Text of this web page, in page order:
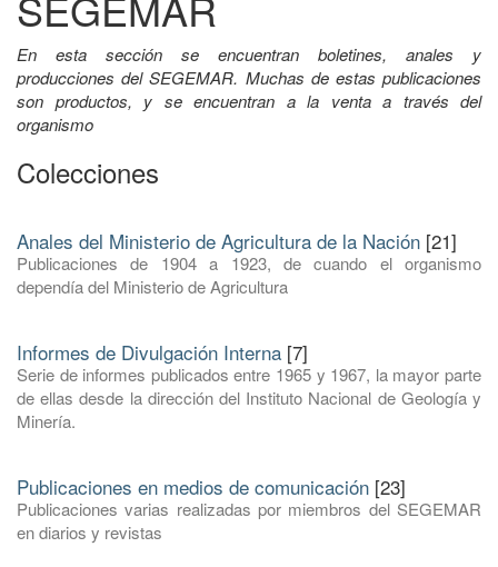
En esta sección se encuentran boletines, anales y
producciones del SEGEMAR. Muchas de estas publicaciones
son productos, y se encuentran a la venta a través del
organismo
Colecciones
Anales del Ministerio de Agricultura de la Nación [21]
Publicaciones de 1904 a 1923, de cuando el organismo
dependía del Ministerio de Agricultura
Informes de Divulgación Interna [7]
Serie de informes publicados entre 1965 y 1967, la mayor parte
de ellas desde la dirección del Instituto Nacional de Geología y
Minería.
Publicaciones en medios de comunicación [23]
Publicaciones varias realizadas por miembros del SEGEMAR
en diarios y revistas